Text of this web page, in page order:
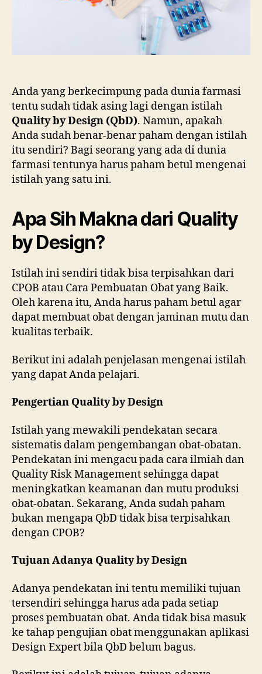
Anda yang berkecimpung pada dunia farmasi
tentu sudah tidak asing lagi dengan istilah
Quality by Design (QbD). Namun, apakah
Anda sudah benar-benar paham dengan istilah
itu sendiri? Bagi seorang yang ada di dunia
farmasi tentunya harus paham betul mengenai
istilah yang satu ini.
Apa Sih Makna dari Quality
by Design?
Istilah ini sendiri tidak bisa terpisahkan dari
CPOB atau Cara Pembuatan Obat yang Baik.
Oleh karena itu, Anda harus paham betul agar
dapat membuat obat dengan jaminan mutu dan
kualitas terbaik.
Berikut ini adalah penjelasan mengenai istilah
yang dapat Anda pelajari.
Pengertian Quality by Design
Istilah yang mewakili pendekatan secara
sistematis dalam pengembangan obat-obatan.
Pendekatan ini mengacu pada cara ilmiah dan
Quality Risk Management sehingga dapat
meningkatkan keamanan dan mutu produksi
obat-obatan. Sekarang, Anda sudah paham
bukan mengapa QbD tidak bisa terpisahkan
dengan CPOB?
Tujuan Adanya Quality by Design
Adanya pendekatan ini tentu memiliki tujuan
tersendiri sehingga harus ada pada setiap
proses pembuatan obat. Anda tidak bisa masuk
ke tahap pengujian obat menggunakan aplikasi
Design Expert bila QbD belum bagus.